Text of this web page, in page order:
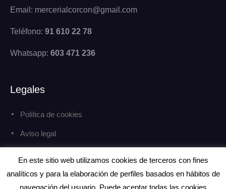
Email: mercerialcorcon@gmail.com
Teléfono: 91 610 22 78
Whatsapp: 603 471 236
Legales
Política de cookies
Aviso legal
En este sitio web utilizamos cookies de terceros con fines
analíticos y para la elaboración de perfiles basados en hábitos de
navegación del usuario. Puede aceptar todas las cookies